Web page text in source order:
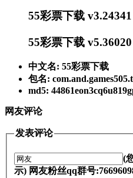
55彩票下载
55彩票下载
中文名: 55彩票下载
包名:
md5:
网友评论
发表评论
(
示) 网友粉丝qq群号